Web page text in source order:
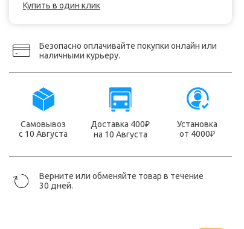
Купить в один клик
Безопасно оплачивайте покупки онлайн или
наличными курьеру.
Самовывоз
с 10 Августа
Доставка 400₽
на 10 Августа
Установка
от 4000₽
Верните или обменяйте товар в течение
30 дней.